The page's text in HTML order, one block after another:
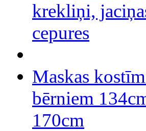
krekliņi,
cepures
Maskas
bērniem
170cm